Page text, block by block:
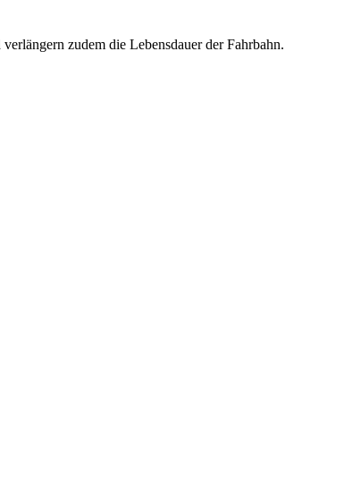
zudem die Lebensdauer der Fahrbahn.